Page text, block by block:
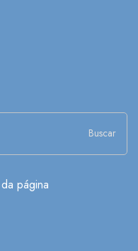
Buscar
página